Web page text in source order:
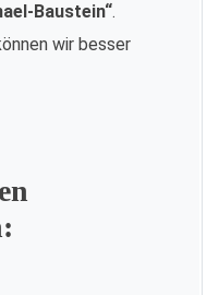
Baustein“.
wir besser